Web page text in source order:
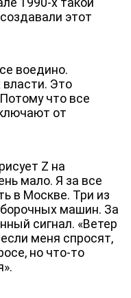
этот
воедино.
власти. Это
что все
от
Z на
мало. Я за все
в Москве. Три из
машин. За
сигнал. «Ветер
меня спросят,
но что-то